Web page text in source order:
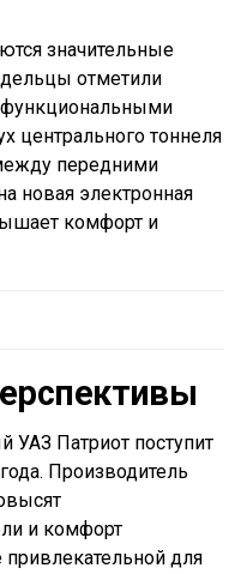
значительные
отметили
центрального тоннеля
передними
новая электронная
комфорт и
УАЗ Патриот поступит
Производитель
и комфорт
привлекательной для